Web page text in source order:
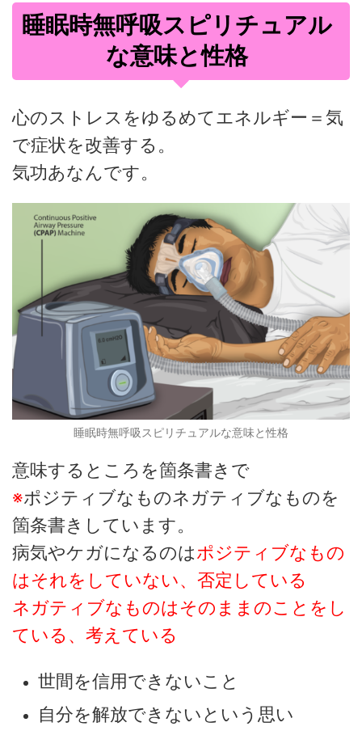
睡眠時無呼吸スピリチュアル
な意味と性格
心のストレスをゆるめてエネルギー＝気
で症状を改善する。
気功あなんです。
睡眠時無呼吸スピリチュアルな意味と性格
意味するところを箇条書きで
※ポジティブなものネガティブなものを
箇条書きしています。
病気やケガになるのはポジティブなもの
はそれをしていない、否定している
ネガティブなものはそのままのことをし
ている、考えている
世間を信用できないこと
自分を解放できないという思い